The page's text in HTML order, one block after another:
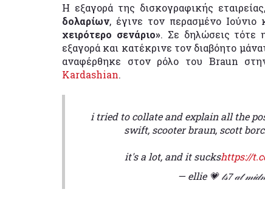
Η εξαγορά της δισκογραφικής
δολαρίων, έγινε τον περασμένο
χειρότερο σενάριο». Σε δηλώσεις τότε
εξαγορά και κατέκρινε τον διαβόητο
αναφέρθηκε στον ρόλο του Braun
Kardashian.
i tried to collate and explain all the
swift, scooter braun, scott
it's a lot, and it suckshttps://
— ellie 💗 𝓉𝓈𝟩 𝒶𝓉